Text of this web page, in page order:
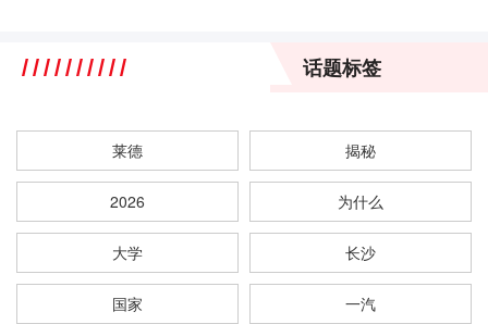
话题标签
莱德 揭秘
2026 为什么
大学 长沙
国家 一汽